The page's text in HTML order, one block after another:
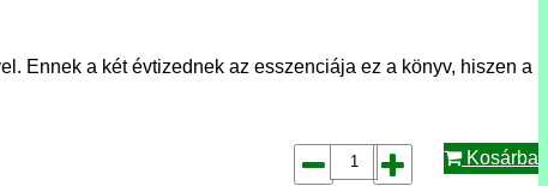
Ennek a két évtizednek az esszenciája ez a könyv, hiszen a
Kosárba